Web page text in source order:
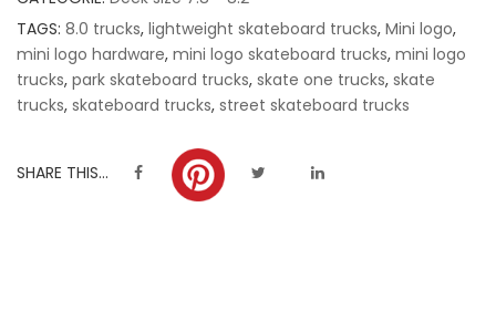
TAGS: 8.0 trucks, lightweight skateboard trucks, Mini logo,
mini logo hardware, mini logo skateboard trucks, mini logo
trucks, park skateboard trucks, skate one trucks, skate
trucks, skateboard trucks, street skateboard trucks
SHARE THIS...